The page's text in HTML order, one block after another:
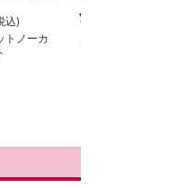
込)
トノーカ
¥